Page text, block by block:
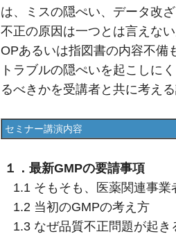
は、ミスの隠ぺい、データ改
不正の原因は一つとは言えな
OPあるいは指図書の内容不備
トラブルの隠ぺいを起こしに
るべきかを受講者と共に考え
セミナー講演内容
１．最新GMPの要請事項
1.1 そもそも、医薬関連事業
1.2 当初のGMPの考え方
1.3 なぜ品質不正問題が起き